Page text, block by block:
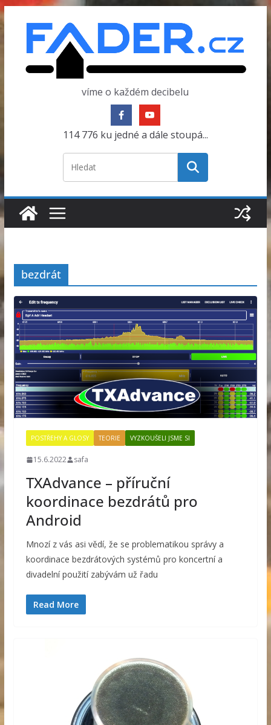
Přeskočit
víme o každém decibelu
114 776 ku jedné a dále stoupá...
bezdrát
POSTŘEHY A GLOSY TEORIE VYZKOUŠELI JSME SI
15.6.2022 safa
TXAdvance – příruční
koordinace bezdrátů pro
Android
Mnozí z vás asi vědí, že se problematikou správy a
koordinace bezdrátových systémů pro koncertní a
divadelní použití zabývám už řadu
Read More